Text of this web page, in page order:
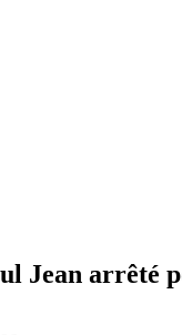
Jean arrêté